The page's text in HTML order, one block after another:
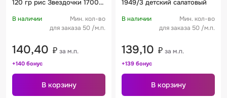
120 гр рис Звездочки 1700-
В наличии
Мин. кол-во
для заказа 50 /м.п.
140,40 ₽ за м.п.
+140 бонус
В корзину
1949/3 детский салатовый
В наличии
Мин. кол-во
для заказа 50 /м.п.
139,10 ₽ за м.п.
+139 бонус
В корзину